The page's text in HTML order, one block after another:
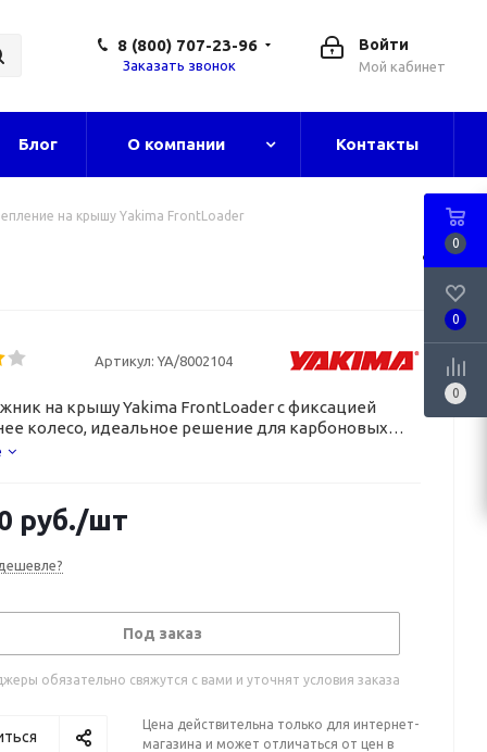
Войти
Мой кабинет
8 (800) 707-23-96
Заказать звонок
Блог О компании Контакты
на крышу Yakima FrontLoader
Артикул: YA/8002104
на крышу Yakima FrontLoader с фиксацией
колесо, идеальное решение для карбоновых
руб./шт
Под заказ
обязательно свяжутся с вами и уточнят условия заказа
Цена действительна только для интернет-
магазина и может отличаться от цен в
0
0
0